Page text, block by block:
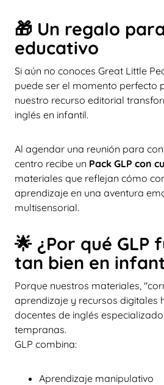
🎁 Un regalo
educativo
Si aún no conoces Great Little
puede ser el momento perfecto
nuestro recurso editorial
inglés en infantil.
Al agendar una reunión para
centro recibe un Pack GLP con
materiales que reflejan cómo
aprendizaje en una aventura
multisensorial.
🌟 ¿Por qué GLP
tan bien en
Porque nuestros materiales,
aprendizaje y recursos digitales
docentes de inglés
tempranas.
GLP combina:
Aprendizaje manipulativo